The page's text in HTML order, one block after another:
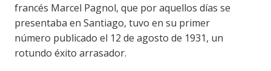
francés Marcel Pagnol, que por aquellos días se
presentaba en Santiago, tuvo en su primer
número publicado el 12 de agosto de 1931, un
rotundo éxito arrasador.